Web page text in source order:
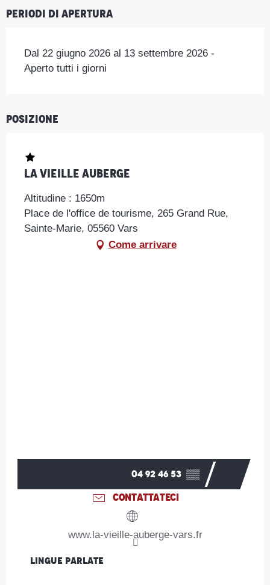
Periodi di apertura
Dal 22 giugno 2026 al 13 settembre 2026 -
Aperto tutti i giorni
Posizione
La Vieille Auberge
Altitudine : 1650m
Place de l'office de tourisme, 265 Grand Rue,
Sainte-Marie, 05560 Vars
Come arrivare
04 92 46 53 ▒▒
CONTATTATECI
www.la-vieille-auberge-vars.fr
Lingue parlate
Lingue parlate